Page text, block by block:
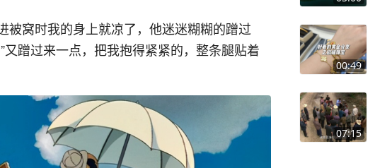
被窝时我的身上就凉了，他迷迷糊糊的蹭过
蹭过来一点，把我抱得紧紧的，整条腿贴着
00:49
07:15